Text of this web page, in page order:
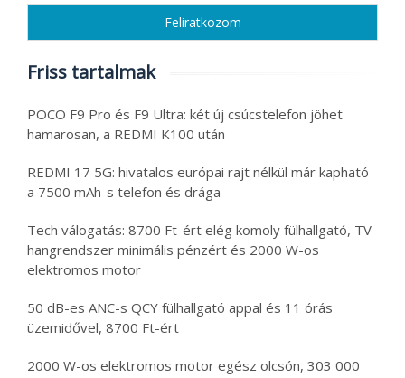
Friss tartalmak
POCO F9 Pro és F9 Ultra: két új csúcstelefon jöhet
hamarosan, a REDMI K100 után
REDMI 17 5G: hivatalos európai rajt nélkül már kapható
a 7500 mAh-s telefon és drága
Tech válogatás: 8700 Ft-ért elég komoly fülhallgató, TV
hangrendszer minimális pénzért és 2000 W-os
elektromos motor
50 dB-es ANC-s QCY fülhallgató appal és 11 órás
üzemidővel, 8700 Ft-ért
2000 W-os elektromos motor egész olcsón, 303 000